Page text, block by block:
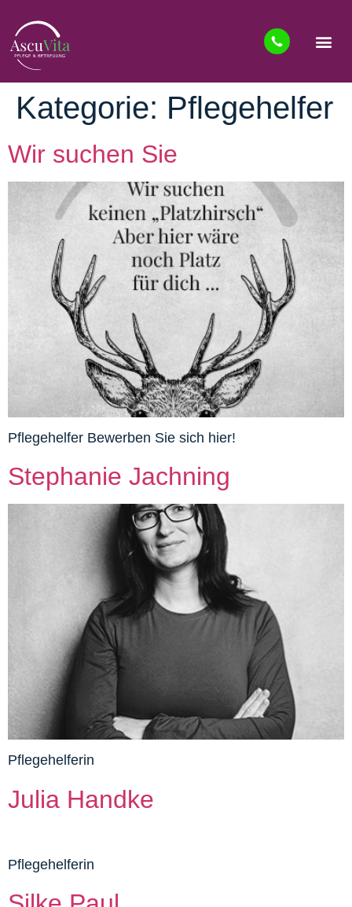
Kategorie: Pflegehelfer
Wir suchen Sie
Pflegehelfer Bewerben Sie sich hier!
Stephanie Jachning
Pflegehelferin
Julia Handke
Pflegehelferin